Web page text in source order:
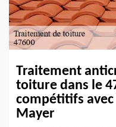
Traitement
toiture dans le
compétitifs avec
Mayer